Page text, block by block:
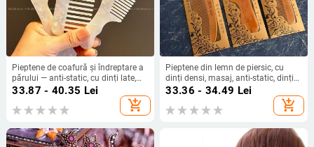
Pieptene de coafură și îndreptare a
părului — anti-static, cu dinți late,
portabil, din acetat, origine Yiwu
33.87 - 40.35 Lei
add_shopping_cart
Pieptene din lemn de piersic, cu
dinți densi, masaj, anti-static, dinți
rotunzi, lucrat manual,
33.36 - 34.49 Lei
add_shopping_cart